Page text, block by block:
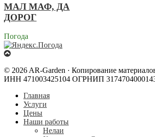
МАЛ МАФ, ДА
ДОРОГ
Погода
© 2026 AR-Garden · Копирование
ИНН 471003425104 ОГРНИП
Главная
Услуги
Цены
Наши работы
Нелаи